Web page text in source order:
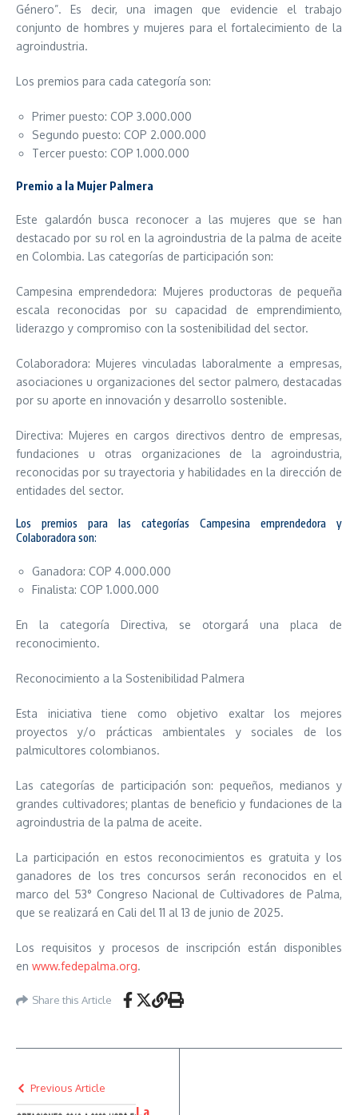
Género”. Es decir, una imagen que evidencie el trabajo
conjunto de hombres y mujeres para el fortalecimiento de la
agroindustria.
Los premios para cada categoría son:
Primer puesto: COP 3.000.000
Segundo puesto: COP 2.000.000
Tercer puesto: COP 1.000.000
Premio a la Mujer Palmera
Este galardón busca reconocer a las mujeres que se han
destacado por su rol en la agroindustria de la palma de aceite
en Colombia. Las categorías de participación son:
Campesina emprendedora: Mujeres productoras de pequeña
escala reconocidas por su capacidad de emprendimiento,
liderazgo y compromiso con la sostenibilidad del sector.
Colaboradora: Mujeres vinculadas laboralmente a empresas,
asociaciones u organizaciones del sector palmero, destacadas
por su aporte en innovación y desarrollo sostenible.
Directiva: Mujeres en cargos directivos dentro de empresas,
fundaciones u otras organizaciones de la agroindustria,
reconocidas por su trayectoria y habilidades en la dirección de
entidades del sector.
Los premios para las categorías Campesina emprendedora y
Colaboradora son:
Ganadora: COP 4.000.000
Finalista: COP 1.000.000
En la categoría Directiva, se otorgará una placa de
reconocimiento.
Reconocimiento a la Sostenibilidad Palmera
Esta iniciativa tiene como objetivo exaltar los mejores
proyectos y/o prácticas ambientales y sociales de los
palmicultores colombianos.
Las categorías de participación son: pequeños, medianos y
grandes cultivadores; plantas de beneficio y fundaciones de la
agroindustria de la palma de aceite.
La participación en estos reconocimientos es gratuita y los
ganadores de los tres concursos serán reconocidos en el
marco del 53° Congreso Nacional de Cultivadores de Palma,
que se realizará en Cali del 11 al 13 de junio de 2025.
Los requisitos y procesos de inscripción están disponibles
en www.fedepalma.org.
Share this Article
Previous Article
La